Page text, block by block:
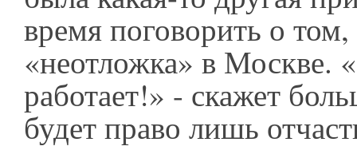
время поговорить о том,
«неотложка» в Москве.
работает!» - скажет
будет право лишь